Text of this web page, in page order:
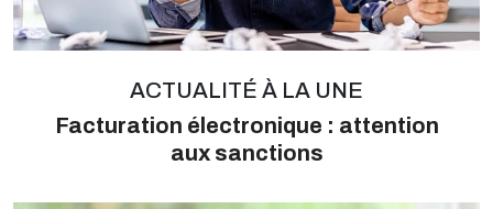
ACTUALITÉ À LA UNE
Facturation électronique : attention
aux sanctions